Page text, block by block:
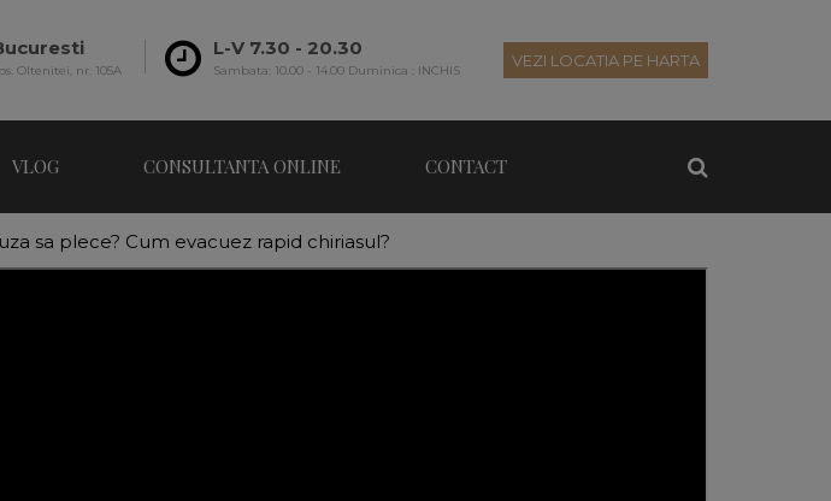
Oltenitei, nr. 105A
L-V 7.30 - 20.30
Sambata: 10.00 - 14.00 Duminica : INCHIS VEZI LOCATIA PE HARTA
VLOG CONSULTANTA ONLINE CONTACT
sa plece? Cum evacuez rapid chiriasul?